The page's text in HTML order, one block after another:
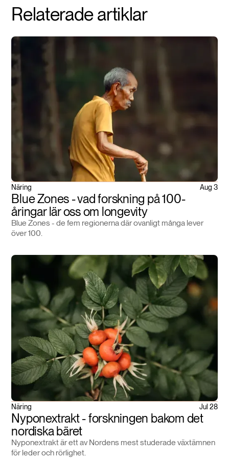
Relaterade artiklar
Näring Aug 3
Blue Zones - vad forskning på 100-
åringar lär oss om longevity
Blue Zones - de fem regionerna där ovanligt många lever
över 100.
Näring Jul 28
Nyponextrakt - forskningen bakom det
nordiska bäret
Nyponextrakt är ett av Nordens mest studerade växtämnen
för leder och rörlighet.